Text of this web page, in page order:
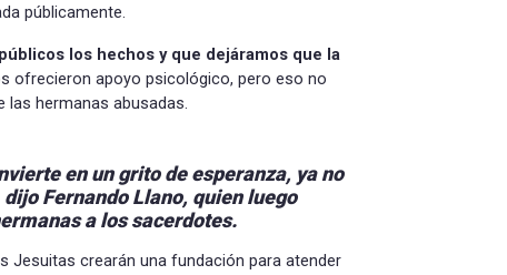
públicamente.
los hechos y que dejáramos que la
ofrecieron apoyo psicológico, pero eso no
las hermanas abusadas.
en un grito de esperanza, ya no
Fernando Llano, quienluego
a los sacerdotes.
Jesuitas crearán una fundación para atender